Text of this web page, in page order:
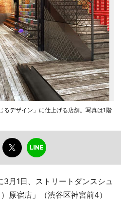
るデザイン」に仕上げる店舗。写真は1階
月1日、ストリートダンスシュ
原宿店」（渋谷区神宮前4）